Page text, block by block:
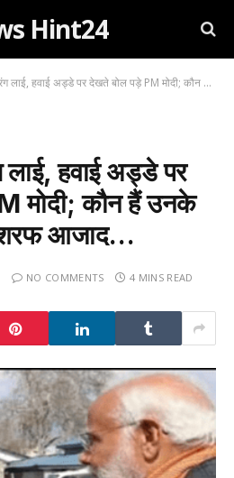
Hint24
अड्डे पर देखते बोल पड़े PM मोदी; कौन हैं उनके कश्मीरी दोस्त अशरफ आजाद…
हवाई अड्डे पर
मोदी; कौन हैं उनके
आजाद…
NO COMMENTS 4 MINS READ